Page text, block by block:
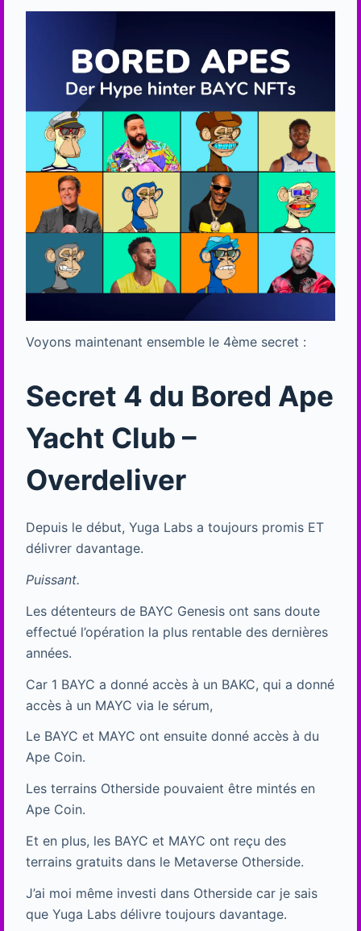
Voyons maintenant ensemble le 4ème secret :
Secret 4 du Bored Ape
Yacht Club –
Overdeliver
Depuis le début, Yuga Labs a toujours promis ET
délivrer davantage.
Puissant.
Les détenteurs de BAYC Genesis ont sans doute
effectué l’opération la plus rentable des dernières
années.
Car 1 BAYC a donné accès à un BAKC, qui a donné
accès à un MAYC via le sérum,
Le BAYC et MAYC ont ensuite donné accès à du
Ape Coin.
Les terrains Otherside pouvaient être mintés en
Ape Coin.
Et en plus, les BAYC et MAYC ont reçu des
terrains gratuits dans le Metaverse Otherside.
J’ai moi même investi dans Otherside car je sais
que Yuga Labs délivre toujours davantage.